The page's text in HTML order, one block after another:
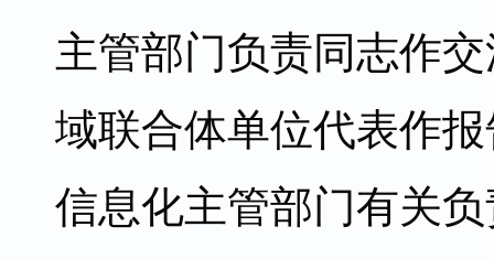
主管部门负责同志作
域联合体单位代表作
信息化主管部门有关